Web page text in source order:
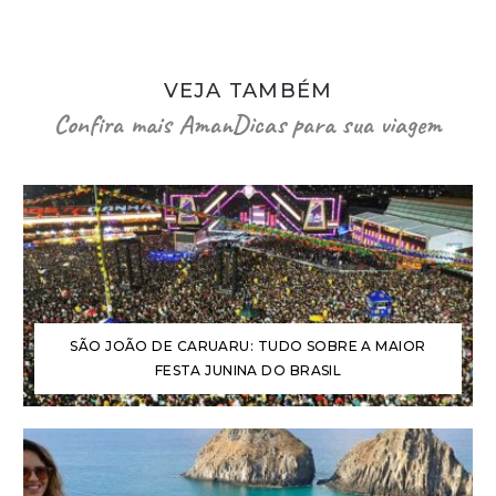
VEJA TAMBÉM
Confira mais AmanDicas para sua viagem
SÃO JOÃO DE CARUARU: TUDO SOBRE A MAIOR
FESTA JUNINA DO BRASIL